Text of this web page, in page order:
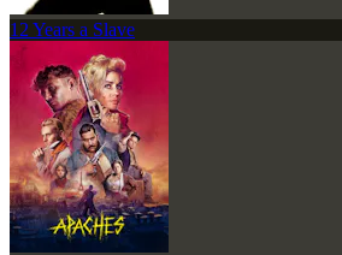
12 Years a Slave